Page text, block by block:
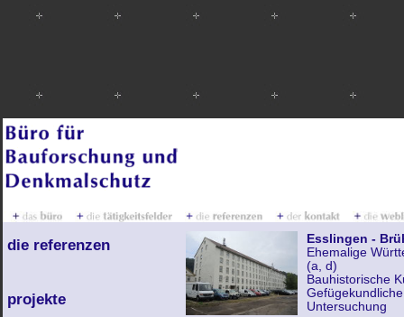
die referenzen
projekte
Esslingen -
Ehemalige
(a, d)
Bauhistorische
Untersuchung